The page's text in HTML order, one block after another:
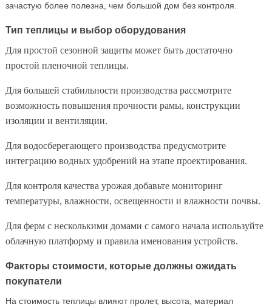
зачастую более полезна, чем большой дом без контроля.
Тип теплицы и выбор оборудования
Для простой сезонной защиты может быть достаточно
простой пленочной теплицы.
Для большей стабильности производства рассмотрите
возможность повышения прочности рамы, конструкции
изоляции и вентиляции.
Для водосберегающего производства предусмотрите
интеграцию водных удобрений на этапе проектирования.
Для контроля качества урожая добавьте мониторинг
температуры, влажности, освещенности и влажности почвы.
Для ферм с несколькими домами с самого начала используйте
облачную платформу и правила именования устройств.
Факторы стоимости, которые должны ожидать
покупатели
На стоимость теплицы влияют пролет, высота, материал